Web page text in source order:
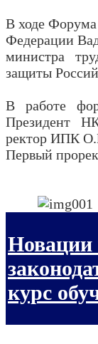
В ходе Форума
Федерации
министра
защиты
В работе
Президент
ректор ИПК
Первый
Новации
курс